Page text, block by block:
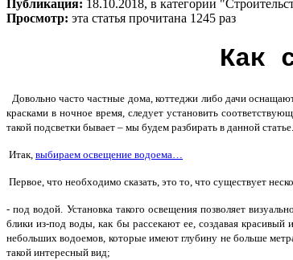
Публикация: 18.10.2018, в категории
Просмотр: эта статья прочитана 1245 раз
Как
Довольно часто частные дома, коттеджи либо дачи
красками в ночное время, следует установить
такой подсветки бывает – мы будем разбирать в данной статье.
Итак, выбираем освещение водоема…
Первое, что необходимо сказать, это то, что существует
- под водой. Установка такого освещения позволяет
блики из-под воды, как бы рассекают ее, создавая
небольших водоемов, которые имеют глубину не больше
такой интересный вид;